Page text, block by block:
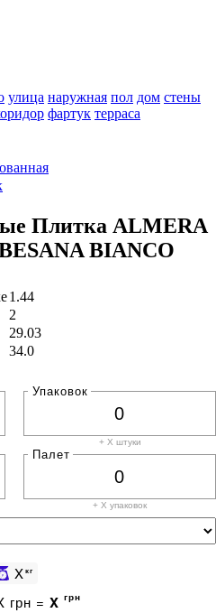
улица наружная пол дом стены
фартук терраса
Плитка ALMERA
BIANCO
1.44
2
29.03
34.0
Упаковок
+ X штуки
Палет
+ X упаковок
Xкг
грн = X грн